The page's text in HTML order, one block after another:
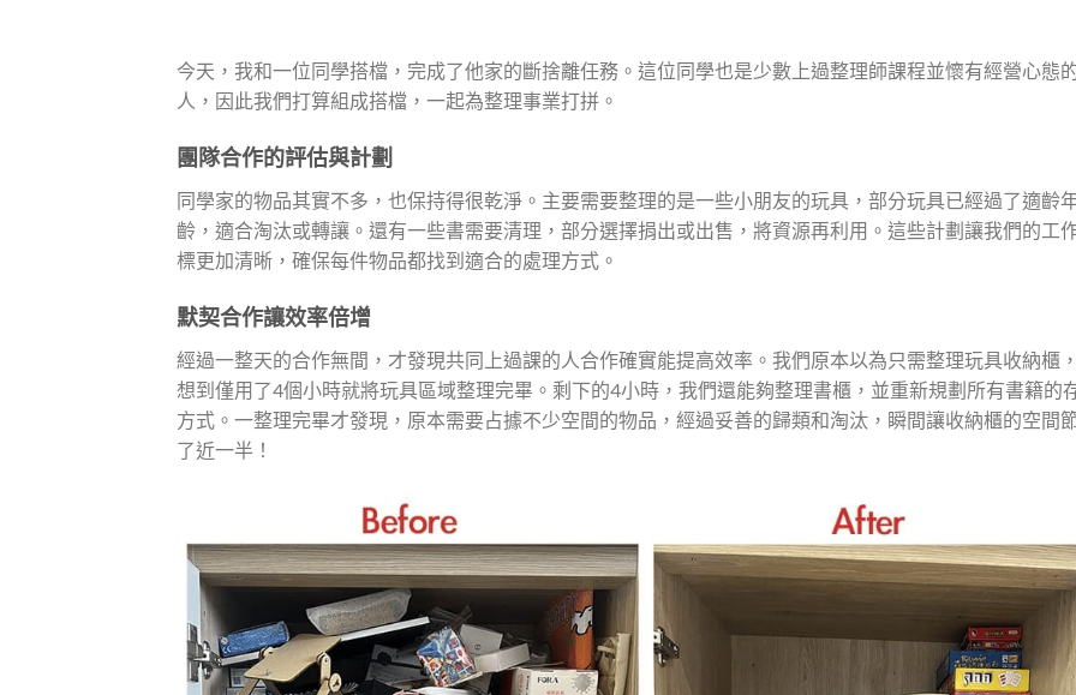
今天，我和一位同學搭檔，完成了他家的斷捨離任務。這位同學也是少數上過整理師課程並懷有經營心態
人，因此我們打算組成搭檔，一起為整理事業打拼。
團隊合作的評估與計劃
同學家的物品其實不多，也保持得很乾淨。主要需要整理的是一些小朋友的玩具，部分玩具已經過了適齡
齡，適合淘汰或轉讓。還有一些書需要清理，部分選擇捐出或出售，將資源再利用。這些計劃讓我們的工
標更加清晰，確保每件物品都找到適合的處理方式。
默契合作讓效率倍增
經過一整天的合作無間，才發現共同上過課的人合作確實能提高效率。我們原本以為只需整理玩具收納櫃
想到僅用了4個小時就將玩具區域整理完畢。剩下的4小時，我們還能夠整理書櫃，並重新規劃所有書籍的
方式。一整理完畢才發現，原本需要占據不少空間的物品，經過妥善的歸類和淘汰，瞬間讓收納櫃的空間
了近一半！